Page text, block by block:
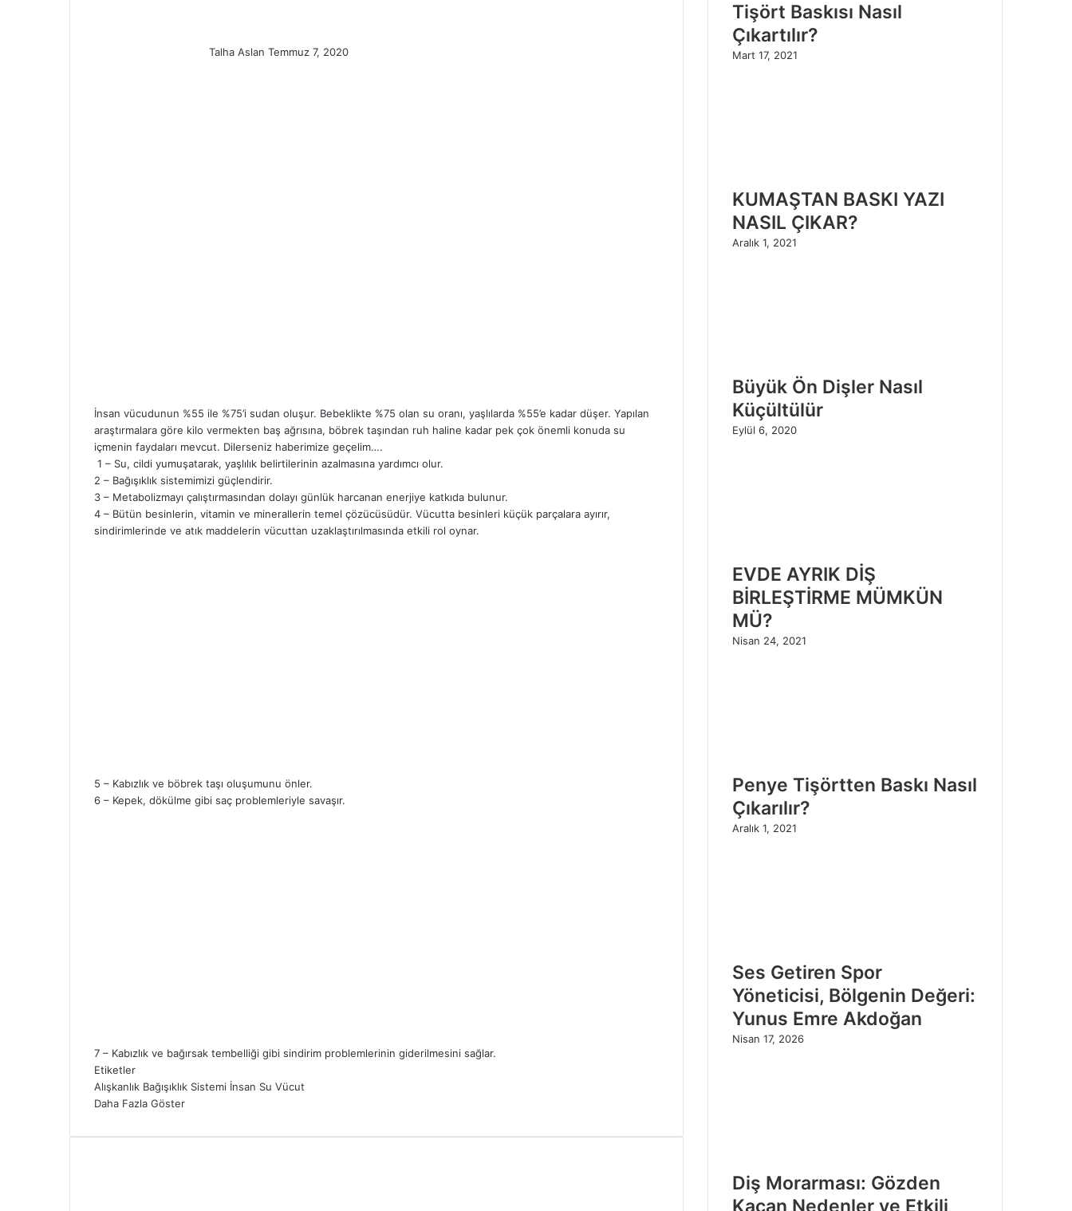
Talha Aslan e
Temmuz 7, 2020
İnsan vücudunun %55 ile %75’i sudan oluşur. Bebeklikte %75 olan su oranı, yaşlılarda %55’e kadar düşer. Yapılan
araştırmalara göre kilo vermekten baş ağrısına, böbrek taşından ruh haline kadar pek çok önemli konuda su
içmenin faydaları mevcut. Dilerseniz haberimize geçelim….
1 – Su, cildi yumuşatarak, yaşlılık belirtilerinin azalmasına yardımcı olur.
2 – Bağışıklık sistemimizi güçlendirir.
3 – Metabolizmayı çalıştırmasından dolayı günlük harcanan enerjiye katkıda bulunur.
4 – Bütün besinlerin, vitamin ve minerallerin temel çözücüsüdür. Vücutta besinleri küçük parçalara ayırır,
sindirimlerinde ve atık maddelerin vücuttan uzaklaştırılmasında etkili rol oynar.
5 – Kabızlık ve böbrek taşı oluşumunu önler.
6 – Kepek, dökülme gibi saç problemleriyle savaşır.
7 – Kabızlık ve bağırsak tembelliği gibi sindirim problemlerinin giderilmesini sağlar.
Etiketler
Alışkanlık Bağışıklık Sistemi İnsan Su Vücut
Daha Fazla Göster
Tişört Baskısı Nasıl
Çıkartılır?
Mart 17, 2021
KUMAŞTAN BASKI YAZI
NASIL ÇIKAR?
Aralık 1, 2021
Büyük Ön Dişler Nasıl
Küçültülür
Eylül 6, 2020
EVDE AYRIK DİŞ
BİRLEŞTİRME MÜMKÜN
MÜ?
Nisan 24, 2021
Penye Tişörtten Baskı Nasıl
Çıkarılır?
Aralık 1, 2021
Ses Getiren Spor
Yöneticisi, Bölgenin Değeri:
Yunus Emre Akdoğan
Nisan 17, 2026
Diş Morarması: Gözden
Kaçan Nedenler ve Etkili